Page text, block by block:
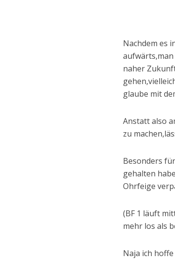
Nachdem es
naher
glaube mit
Anstatt also
zu
Besonders
gehalten
Ohrfeige
(BF 1 läuft
mehr los als
Naja ich